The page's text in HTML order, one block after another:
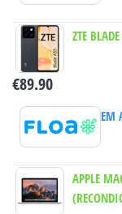
ZTE
€89.90
EM
APPLE